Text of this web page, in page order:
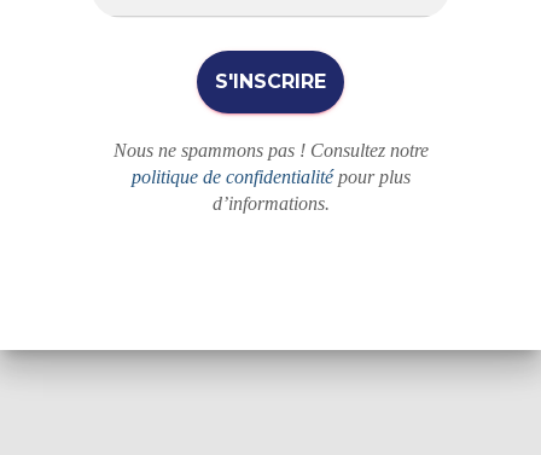
Nous ne spammons pas ! Consultez notre
politique de confidentialitépour plus
d’informations.